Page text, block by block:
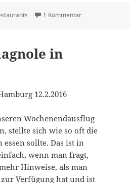
1 Kommentarzu Caro und
in
Wochenendausflug
stellte sich wie so oft die
essen sollte. Das ist in
wenn man fragt,
Hinweise, als man
Verfügung hat und ist